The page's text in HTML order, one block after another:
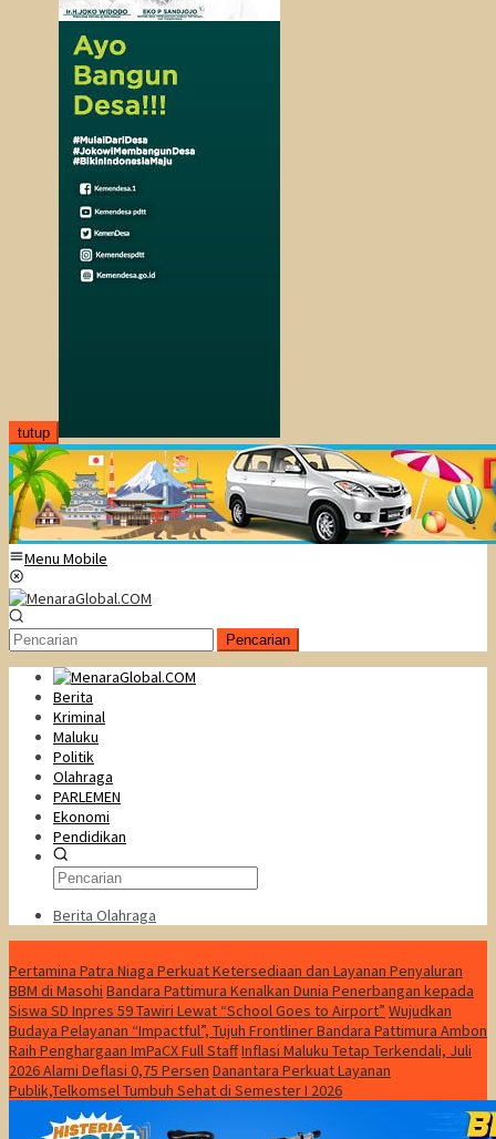
tutup
Menu Mobile
Pencarian
Berita
Kriminal
Maluku
Politik
Olahraga
PARLEMEN
Ekonomi
Pendidikan
Berita Olahraga
Pertamina Patra Niaga Perkuat Ketersediaan dan Layanan Penyaluran
BBM di Masohi Bandara Pattimura Kenalkan Dunia Penerbangan kepada
Siswa SD Inpres 59 Tawiri Lewat “School Goes to Airport” Wujudkan
Budaya Pelayanan “Impactful”, Tujuh Frontliner Bandara Pattimura Ambon
Raih Penghargaan ImPaCX Full StaffInflasi Maluku Tetap Terkendali, Juli
2026 Alami Deflasi 0,75 Persen Danantara Perkuat Layanan
Publik,Telkomsel Tumbuh Sehat di Semester I 2026